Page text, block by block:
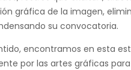
gráfica de la imagen,
su convocatoria.
encontramos en esta
por las artes gráficas